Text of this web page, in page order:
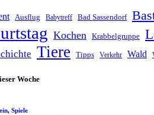
Ausflug Babytreff Bad Sassendorf
Kochen Krabbelgruppe
Tiere Tipps Verkehr Wald
Woche
, Spiele